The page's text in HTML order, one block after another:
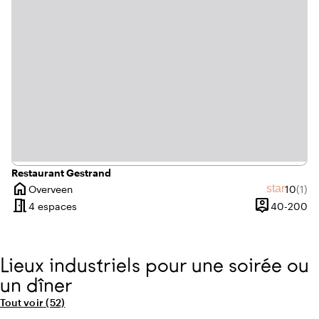
Restaurant Gestrand
home
VilleOverveen starNote
10(1)
meeting_room4 espaces person_pin
Capacité
40-200
Lieux industriels pour une soirée ou
un dîner
Tout voir (52)